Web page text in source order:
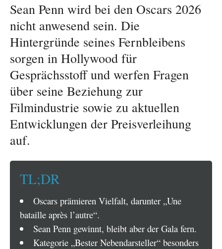
Sean Penn wird bei den Oscars 2026
nicht anwesend sein. Die
Hintergründe seines Fernbleibens
sorgen in Hollywood für
Gesprächsstoff und werfen Fragen
über seine Beziehung zur
Filmindustrie sowie zu aktuellen
Entwicklungen der Preisverleihung
auf.
TL;DR
Oscars prämieren Vielfalt, darunter „Une
bataille après l’autre“.
Sean Penn gewinnt, bleibt aber der Gala fern.
Kategorie „Bester Nebendarsteller“ besonders